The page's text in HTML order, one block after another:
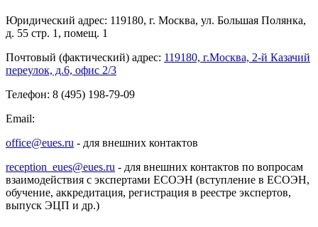
Юридический адрес: 119180, г. Москва, ул. Большая Полянка,
д. 55 стр. 1, помещ. 1
Почтовый (фактический) адрес: 119180, г.Москва, 2-й Казачий
переулок, д.6, офис 2/3
Телефон: 8 (495) 198-79-09
Email:
office@eues.ru - для внешних контактов
reception_eues@eues.ru - для внешних контактов по вопросам
взаимодействия с экспертами ЕСОЭН (вступление в ЕСОЭН,
обучение, аккредитация, регистрация в реестре экспертов,
выпуск ЭЦП и др.)